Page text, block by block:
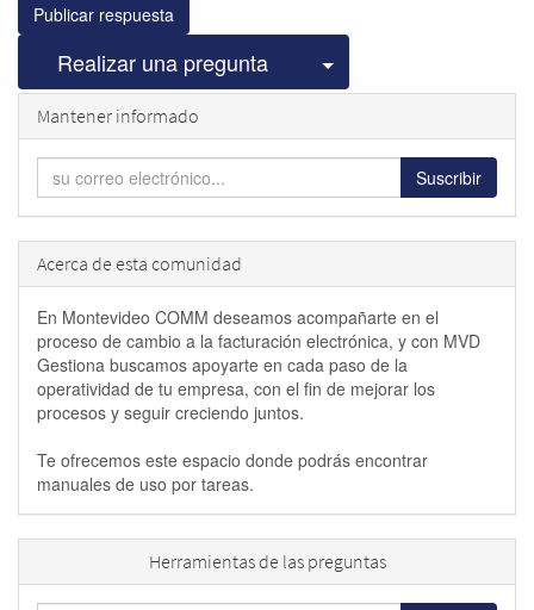
Publicar respuesta
Realizar una pregunta Seleccionar
Mantener informado
Suscribir
Acerca de esta comunidad
En Montevideo COMM deseamos acompañarte en el
proceso de cambio a la facturación electrónica, y con MVD
Gestiona buscamos apoyarte en cada paso de la
operatividad de tu empresa, con el fin de mejorar los
procesos y seguir creciendo juntos.
Te ofrecemos este espacio donde podrás encontrar
manuales de uso por tareas.
Herramientas de las preguntas